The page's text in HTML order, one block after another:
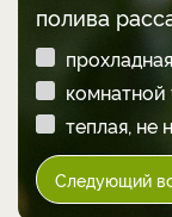
полива
теплая, не
Следующий